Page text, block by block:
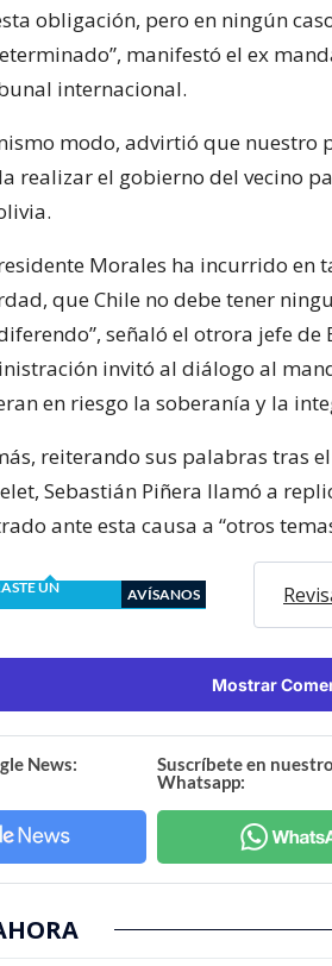
obligación, pero en ningún
manifestó el ex
internacional.
modo, advirtió que nuestro
realizar el gobierno del vecino
Morales ha incurrido en
que Chile no debe tener
señaló el otrora jefe
invitó al diálogo al
en riesgo la soberanía y la
reiterando sus palabras tras
Sebastián Piñera llamó a
ante esta causa a “otros
UN
AVÍSANOS
Mostrar
News:
Suscríbete en
Whatsapp: